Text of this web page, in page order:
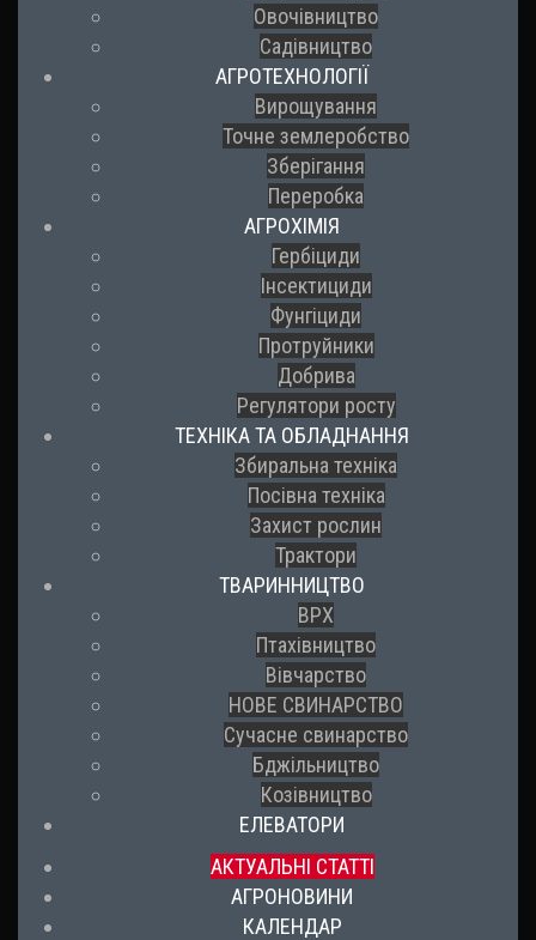
Овочівництво
Садівництво
АГРОТЕХНОЛОГІЇ
Вирощування
Точне землеробство
Зберігання
Переробка
АГРОХІМІЯ
Гербіциди
Інсектициди
Фунгіциди
Протруйники
Добрива
Регулятори росту
ТЕХНІКА ТА ОБЛАДНАННЯ
Збиральна техніка
Посівна техніка
Захист рослин
Трактори
ТВАРИННИЦТВО
ВРХ
Птахівництво
Вівчарство
НОВЕ СВИНАРСТВО
Сучасне свинарство
Бджільництво
Козівництво
ЕЛЕВАТОРИ
АКТУАЛЬНІ СТАТТІ
АГРОНОВИНИ
КАЛЕНДАР